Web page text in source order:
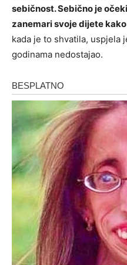
sebičnost. Sebično je
zanemari svoje dijete
kada je to shvatila, uspjela
godinama nedostajao.